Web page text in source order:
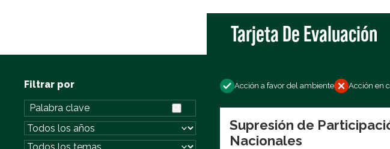
Tarjeta De Evaluación
Filtrar por Acción a favor del ambiente Acción en
Supresión de
Nacionales